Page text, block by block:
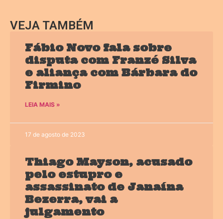
VEJA TAMBÉM
Fábio Novo fala sobre
disputa com Franzé Silva
e aliança com Bárbara do
Firmino
LEIA MAIS »
17 de agosto de 2023
Thiago Mayson, acusado
pelo estupro e
assassinato de Janaína
Bezerra, vai a
julgamento